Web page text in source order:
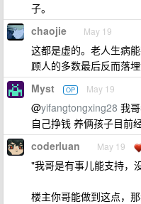
子。
chaojie May 19
这都是虚的。老人生病
顾人的多数最后反而落
Myst OP May 19
@yifangtongxing28 我
自己挣钱 养俩孩子目前
coderluan May 19
"我哥是有事儿能支持，
楼主你哥能做到这点，